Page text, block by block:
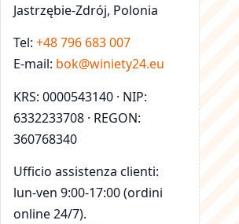
Jastrzębie-Zdrój, Polonia
Tel: +48 796 683 007
E-mail: bok@winiety24.eu
KRS: 0000543140 · NIP:
6332233708 · REGON:
360768340
Ufficio assistenza clienti:
lun-ven 9:00-17:00 (ordini
online 24/7).